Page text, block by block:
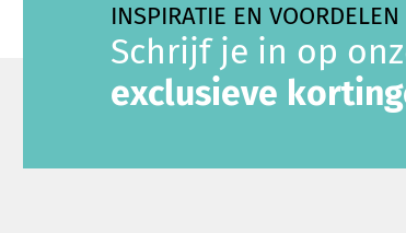
INSPIRATIE EN VOORDELEN
Schrijf je in op
exclusieve